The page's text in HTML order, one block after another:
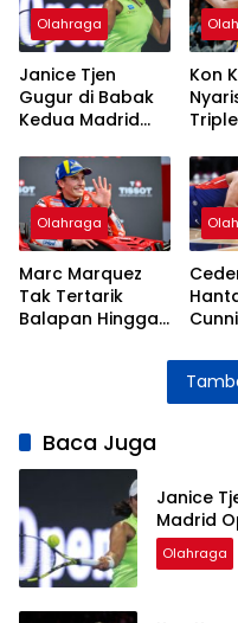
Olahraga
Janice Tjen
Gugur di Babak
Kedua Madrid
Kon
Olahraga
Marc Marquez
Tak Tertarik
Balapan Hingga
Baca Juga
Janice
Madrid
Olahraga